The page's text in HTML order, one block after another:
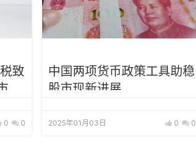
致
0 0
中国两项货币政策工具助稳
股市现新进展
2025年01月03日 0 0